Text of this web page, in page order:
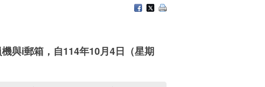
與i郵箱，自114年10月4日（星期